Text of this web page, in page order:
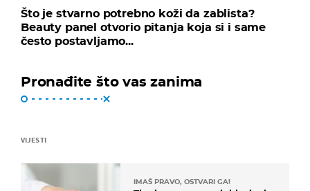
Što je stvarno potrebno koži da zablista?
Beauty panel otvorio pitanja koja si i same
često postavljamo...
Pronađite što vas zanima
VIJESTI
IMAŠ PRAVO, OSTVARI GA!